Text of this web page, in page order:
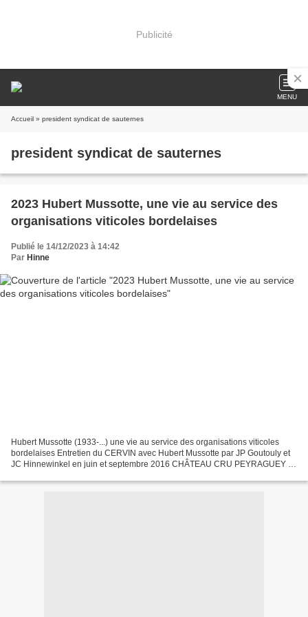
Publicité
MENU
Accueil » president syndicat de sauternes
president syndicat de sauternes
2023 Hubert Mussotte, une vie au service des
organisations viticoles bordelaises
Publié le 14/12/2023 à 14:42
Par Hinne
Hubert Mussotte (1933-...) une vie au service des organisations viticoles
bordelaises Entretien du CERVIN avec Hubert Mussotte par JP Goutouly et
JC Hinnewinkel en juin et septembre 2016 CHÂTEAU CRU PEYRAGUEY à